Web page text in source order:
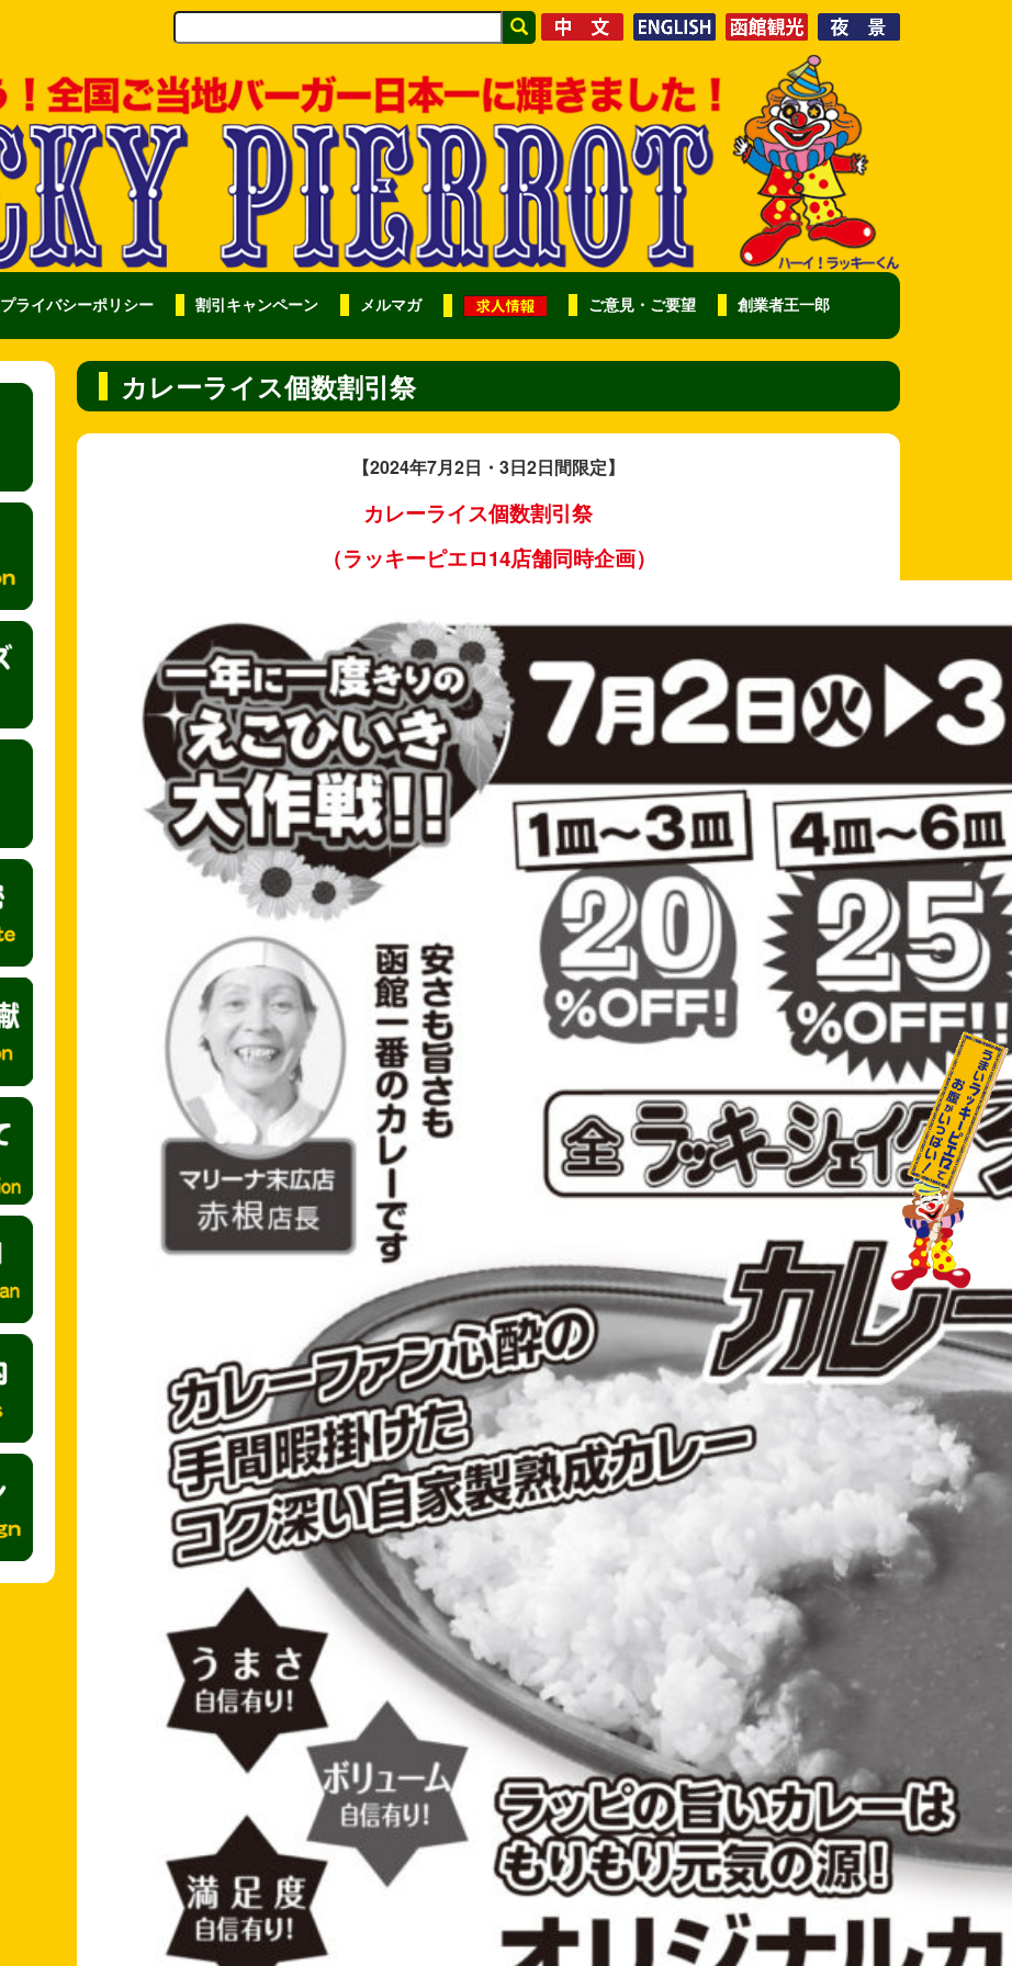
プライバシーポリシー 割引キャンペーン メルマガ ご意見・ご要望 創業者王一郎
カレーライス個数割引祭
【2024年7月2日・3日2日間限定】
カレーライス個数割引祭
（ラッキーピエロ14店舗同時企画）